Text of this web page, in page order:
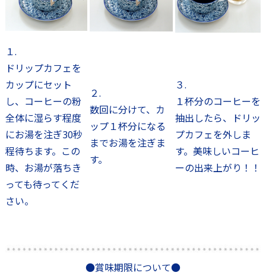
１.
ドリップカフェを
カップにセット
し、コーヒーの粉
全体に湿らす程度
にお湯を注ぎ30秒
程待ちます。この
時、お湯が落ちき
っても待ってくだ
さい。
２.
数回に分けて、カ
ップ１杯分になる
までお湯を注ぎま
す。
３.
１杯分のコーヒーを
抽出したら、ドリッ
プカフェを外しま
す。美味しいコーヒ
ーの出来上がり！！
●賞味期限について●